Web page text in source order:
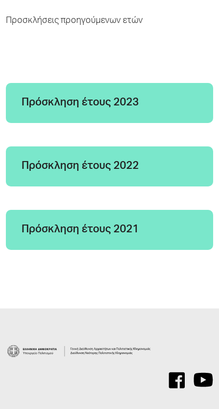
Προσκλήσεις προηγούμενων ετών
Πρόσκληση έτους 2023
Πρόσκληση έτους 2022
Πρόσκληση έτους 2021